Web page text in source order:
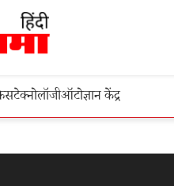
टेक्नोलॉजीऑटोज्ञान केंद्र